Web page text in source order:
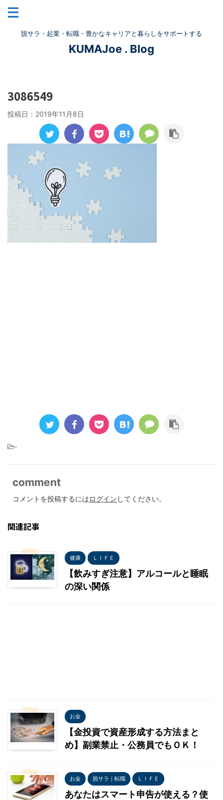
脱サラ・起業・転職・豊かなキャリアと暮らしをサポートする
KUMAJoe . Blog
3086549
投稿日： 2019年11月8日
-
comment
コメントを投稿するにはログイン してください。
関連記事
健康 ＬＩＦＥ
【飲みすぎ注意】アルコールと睡眠
の深い関係
お金
【金投資で資産形成する方法まと
め】副業禁止・公務員でもＯＫ！
お金 脱サラ｜転職 ＬＩＦＥ
あなたはスマート申告が使える？使